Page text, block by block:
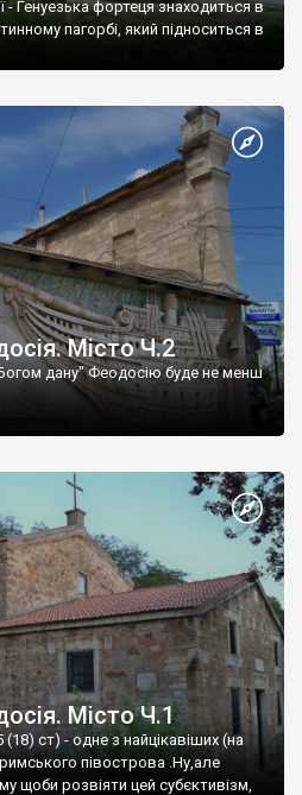
- Генуезька фортеця знаходиться в
пагорбі, який підноситься в
Місто Ч.2
дану" Феодосію буде не менш
Місто Ч.1
ст) - одне з найцікавіших (на
півострова .Ну,але
щоби розвіяти цей субєктивізм,